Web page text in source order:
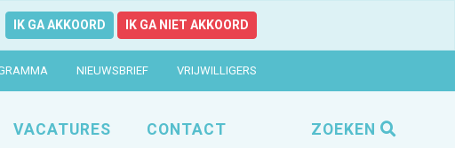
IK GA AKKOORD IK GA NIET AKKOORD
NIEUWSBRIEF VRIJWILLIGERS
VACATURES CONTACT ZOEKEN